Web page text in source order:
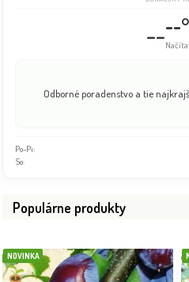
--°C
Info
Odborné poradenstvo a tie
Po-Pi:
So:
Populárne produkty
NOVINKA